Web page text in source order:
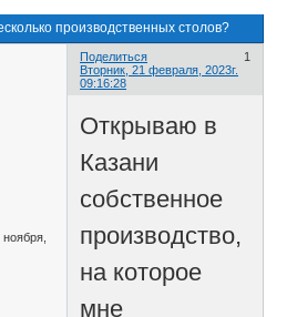
производственных столов?
Поделиться
1
Вторник, 21 февраля, 2023г.
09:16:28
Открываю в
Казани
собственное
производство,
на которое
мне